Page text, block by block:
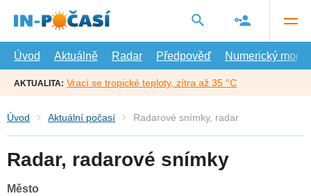
hlavní
Úvod
Aktuálně Radar Předpověď Numerický model
AKTUALITA: Vrací se tropické teploty, zítra až 35 °C
Úvod Aktuální počasí Radarové snímky, radar
Radar, radarové snímky
Město